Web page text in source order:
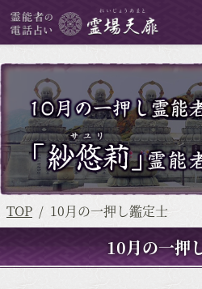
TOP 10月の一押し鑑定士
10月の一押